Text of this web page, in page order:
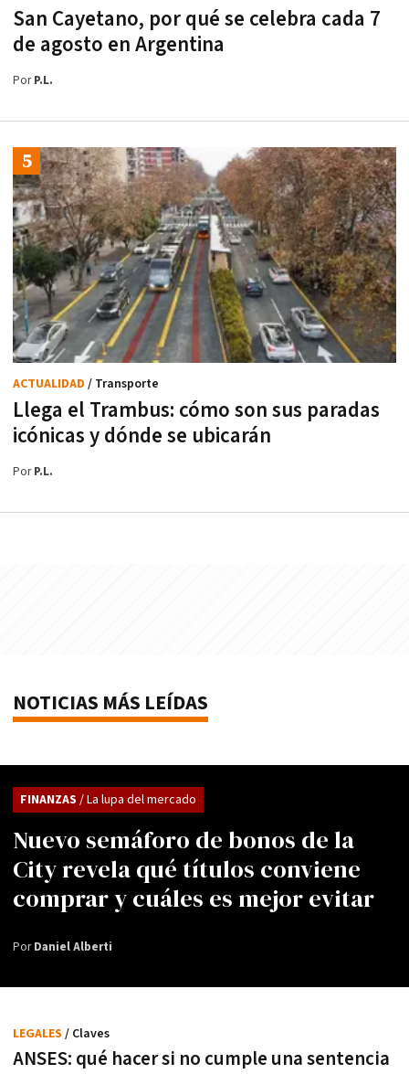
San Cayetano, por qué se celebra cada 7
de agosto en Argentina
PorP.L.
Llega el Trambus: cómo son sus paradas
icónicas y dónde se ubicarán
ACTUALIDAD / Transporte
PorP.L.
NOTICIAS MÁS LEÍDAS
Nuevo semáforo de bonos de la
City revela qué títulos conviene
comprar y cuáles es mejor evitar
FINANZAS / La lupa del mercado
PorDaniel Alberti
ANSES: qué hacer si no cumple una sentencia
LEGALES / Claves